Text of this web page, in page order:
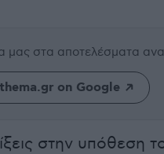
μας στα αποτελέσματα
on Google
στην υπόθεση